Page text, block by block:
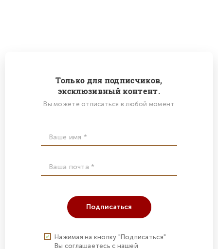
Только для подписчиков,
эксклюзивный контент.
Вы можете отписаться в любой момент
Подписаться
Нажимая на кнопку "Подписаться"
Вы соглашаетесь с нашей